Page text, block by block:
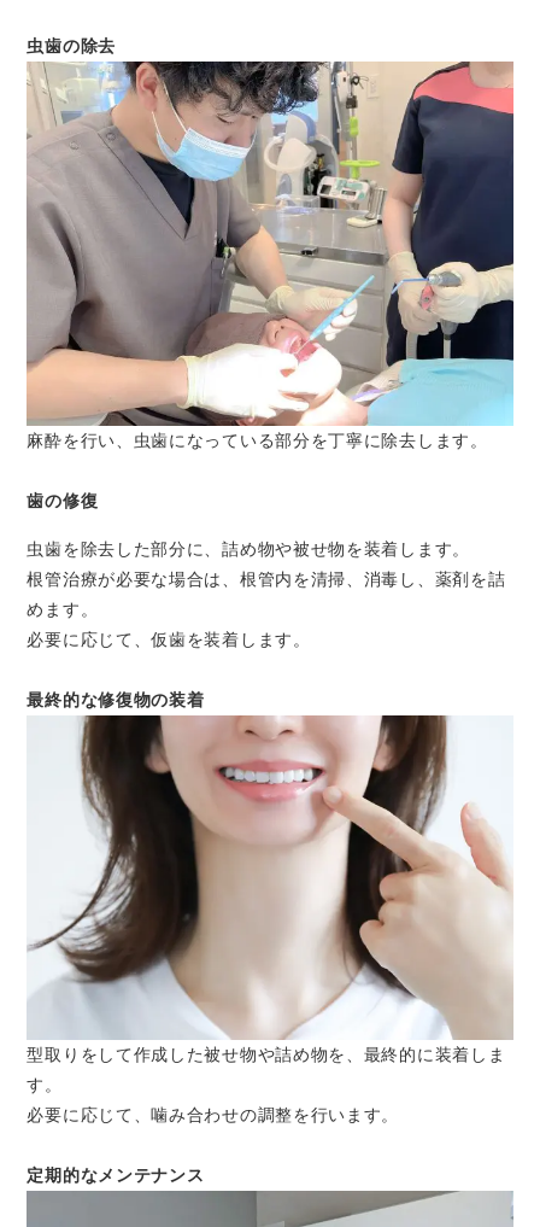
虫歯の除去
麻酔を行い、虫歯になっている部分を丁寧に除去します。
歯の修復
虫歯を除去した部分に、詰め物や被せ物を装着します。
根管治療が必要な場合は、根管内を清掃、消毒し、薬剤を詰
めます。
必要に応じて、仮歯を装着します。
最終的な修復物の装着
型取りをして作成した被せ物や詰め物を、最終的に装着しま
す。
必要に応じて、噛み合わせの調整を行います。
定期的なメンテナンス